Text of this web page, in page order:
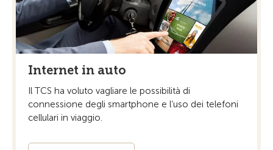
Internet in auto
Il TCS ha voluto vagliare le possibilità di
connessione degli smartphone e l’uso dei telefoni
cellulari in viaggio.